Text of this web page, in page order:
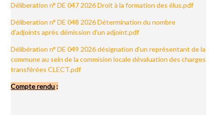
Déliberation n° DE 047 2026 Droit à la formation des élus.pdf
Déliberation n° DE 048 2026 Détermination du nombre
d'adjoints après démission d'un adjoint.pdf
Délibération n° DE 049 2026 désignation d'un représentant de la
commune au sein de la commision locale dévaluation des charges
transférées CLECT.pdf
Compte rendu :